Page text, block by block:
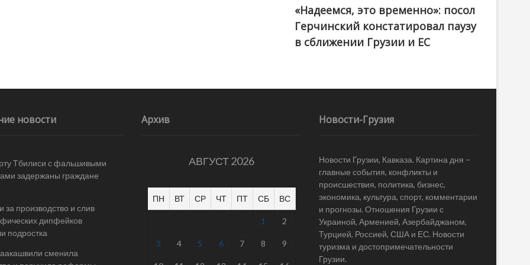
«Надеемся, это временно»: посол
Герчинский констатировал паузу
в сближении Грузии и ЕС
новости
Тбилиси с фальшивыми
задержаны граждане
за производство и слив
дипфейков
подростка
сменила
Архив
АВГУСТ 2026
ПН ВТ СР ЧТ ПТ СБ ВС
1 2
3 4 5 6 7 8 9
Новости-Грузия
Новости Грузии, Кавказа. Картина дня –
главные события, конфликты и
происшествия, политика, бизнес,
экономика, культура, спорт, комментарии
и прогнозы. Отношения Грузии с
Украиной, Арменией, Азербайджаном,
Турцией, Россией, США и ЕС. Новости
туризма и достопримечательности
Грузии.